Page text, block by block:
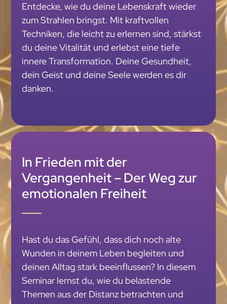
Entdecke, wie du deine Lebenskraft wieder
zum Strahlen bringst. Mit kraftvollen
Techniken, die leicht zu erlernen sind, stärkst
du deine Vitalität und erlebst eine tiefe
innere Transformation. Deine Gesundheit,
dein Geist und deine Seele werden es dir
danken.
In Frieden mit der
Vergangenheit – Der Weg zur
emotionalen Freiheit
Hast du das Gefühl, dass dich noch alte
Wunden in deinem Leben begleiten und
deinen Alltag stark beeinflussen? In diesem
Seminar lernst du, wie du belastende
Themen aus der Distanz betrachten und